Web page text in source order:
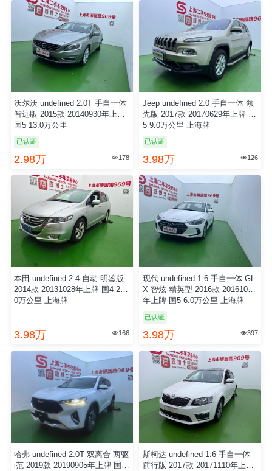
沃尔沃 undefined 2.0T 手自一体
智远版 2015款 20140930年上牌
国5 13.0万公里
已认证
2.98万  178
Jeep undefined 2.0 手自一体 领
先版 2017款 20170629年上牌 国
5 9.0万公里 上海牌
已认证
3.98万  126
本田 undefined 2.4 自动 明鉴版
2014款 20131028年上牌 国4 20.
0万公里 上海牌
3.98万  166
现代 undefined 1.6 手自一体 GL
X 智炫·精英型 2016款 20161019
年上牌 国5 6.0万公里 上海牌
已认证
3.98万 397
哈弗 undefined 2.0T 双离合 两驱
i范 2019款 20190905年上牌 国6
斯柯达 undefined 1.6 手自一体
前行版 2017款 20171110年上牌